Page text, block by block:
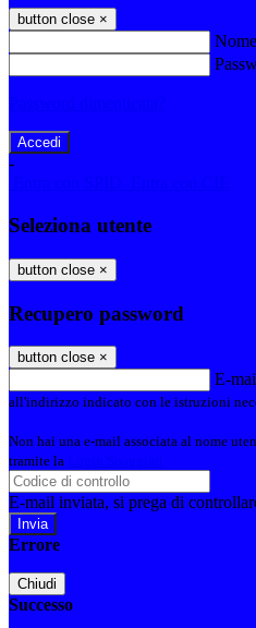
button close ×
-
Seleziona utente
button close ×
Recupero password
button close ×
E-
all'indirizzo indicato con le istruzioni
Non hai una e-mail associata al nome
tramite la
E-mail inviata, si prega di
Errore
Chiudi
Successo